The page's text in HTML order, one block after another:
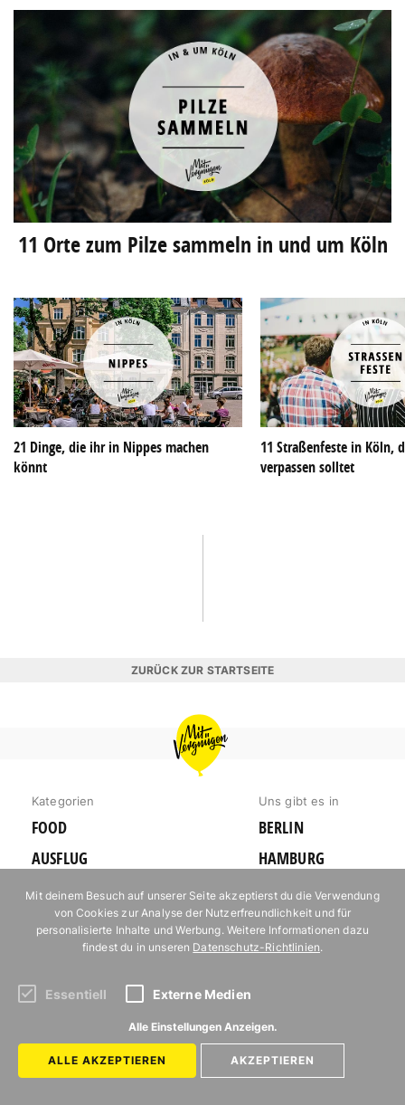
11 Orte zum Pilze sammeln in und um Köln
21 Dinge, die ihr in Nippes machen
könnt
11 Straßenfeste in Köln,
verpassen solltet
ZURÜCK ZUR STARTSEITE
MIT
VERGNÜGEN
KÖLN
Kategorien
FOOD
AUSFLUG
AUSGEHEN
ERLEBNIS
KARTE
Uns gibt es in
BERLIN
HAMBURG
MÜNCHEN
KÖLN
REISE
Newsletter
Jobs
Kontakt
Mit deinem Besuch auf unserer Seite akzeptierst du die Verwendung
von Cookies zur Analyse der Nutzerfreundlichkeit und für
personalisierte Inhalte und Werbung. Weitere Informationen dazu
findest du in unseren Datenschutz-Richtlinien.
Essentiell Externe Medien
Alle Einstellungen Anzeigen.
ALLE AKZEPTIEREN AKZEPTIEREN